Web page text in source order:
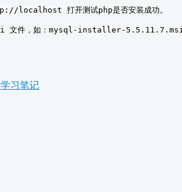
localhost 打开测试php是否安装成功。
学习笔记